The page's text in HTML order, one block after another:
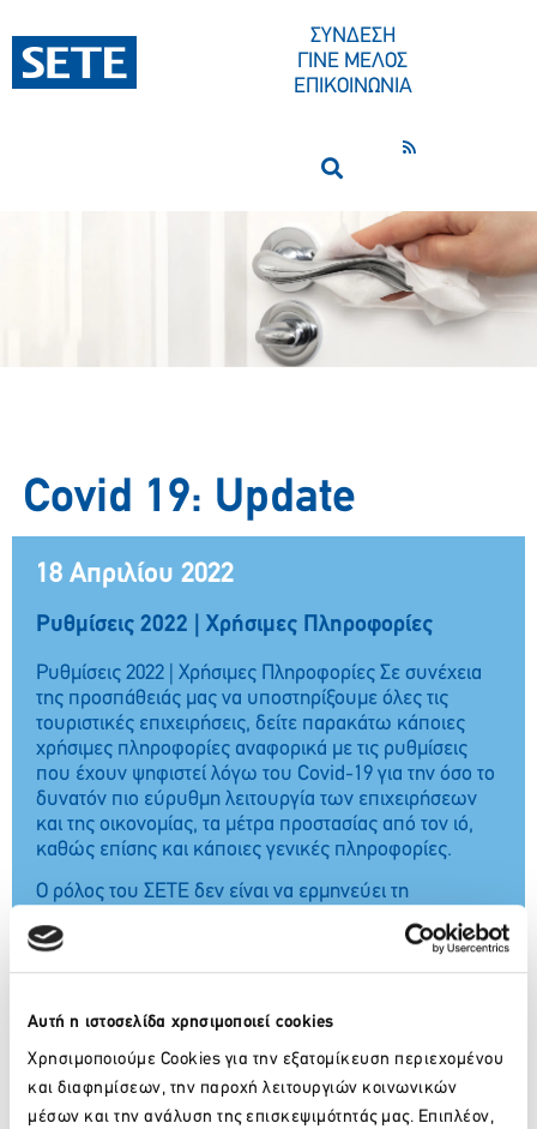
Αυτή η ιστοσελίδα χρησιμοποιεί cookies
Χρησιμοποιούμε Cookies για την εξατομίκευση περιεχομένου
και διαφημίσεων, την παροχή λειτουργιών κοινωνικών
μέσων και την ανάλυση της επισκεψιμότητάς μας. Επιπλέον,
ΣΥΝΔΕΣΗ
ΓΙΝΕ ΜΕΛΟΣ
ΕΠΙΚΟΙΝΩΝΙΑ
Covid 19: Update
18 Απριλίου 2022
Ρυθμίσεις 2022 | Χρήσιμες Πληροφορίες
Ρυθμίσεις 2022 | Χρήσιμες Πληροφορίες Σε συνέχεια
της προσπάθειάς μας να υποστηρίξουμε όλες τις
τουριστικές επιχειρήσεις, δείτε παρακάτω κάποιες
χρήσιμες πληροφορίες αναφορικά με τις ρυθμίσεις
που έχουν ψηφιστεί λόγω του Covid-19 για την όσο το
δυνατόν πιο εύρυθμη λειτουργία των επιχειρήσεων
και της οικονομίας, τα μέτρα προστασίας από τον ιό,
καθώς επίσης και κάποιες γενικές πληροφορίες.
Ο ρόλος του ΣΕΤΕ δεν είναι να ερμηνεύει τη
νομοθεσία και παραμένει συμβουλευτικός, παρόλα
αυτά συγκεντρώνουμε από όλες τις διαθέσιμες πηγές
τη σχετική πληροφορία, την επεξεργαζόμαστε και
λαμβάνουμε από τις επιχειρήσεις και το κοινό.
Θα επικαιροποιούμε* τακτικά το περιεχόμενο με
οτιδήποτε νεότερο, προκειμένου να διευκολύνουμε
επιχειρηματίες, εργαζομένους και ιδιώτες.